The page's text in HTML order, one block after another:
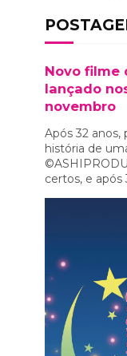
Novo filme
lançado
novembro
Após 32 anos,
história de
certos, e após